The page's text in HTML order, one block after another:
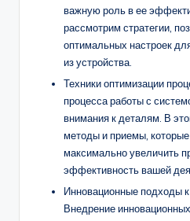
важную роль в ее
рассмотрим стратегии,
оптимальных настроек
из устройства.
Техники оптимизации
процесса работы с
внимания к деталям. В
методы и приемы,
максимально увеличить
эффективность вашей
Инновационные подходы
Внедрение